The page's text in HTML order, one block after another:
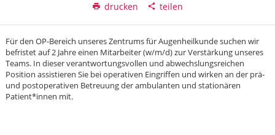
drucken teilen
Für den OP-Bereich unseres Zentrums für Augenheilkunde suchen wir
befristet auf 2 Jahre einen Mitarbeiter (w/m/d) zur Verstärkung unseres
Teams. In dieser verantwortungsvollen und abwechslungsreichen
Position assistieren Sie bei operativen Eingriffen und wirken an der prä-
und postoperativen Betreuung der ambulanten und stationären
Patient*innen mit.